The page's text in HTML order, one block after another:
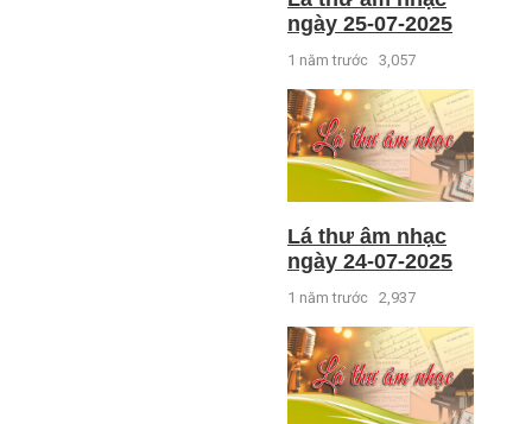
ngày 25-07-2025
1 năm trước 3,057
Lá thư âm nhạc
ngày 24-07-2025
1 năm trước 2,937